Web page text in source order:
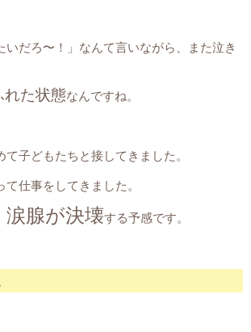
いだろ〜！」なんて言いながら、また泣き
れた状態なんですね。
子どもたちと接してきました。
仕事をしてきました。
涙腺が決壊する予感です。